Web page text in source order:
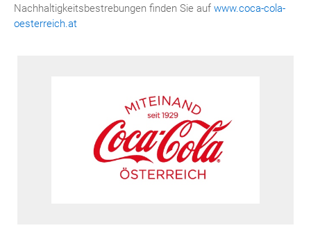
Nachhaltigkeitsbestrebungen finden Sie auf www.coca-cola-
oesterreich.at